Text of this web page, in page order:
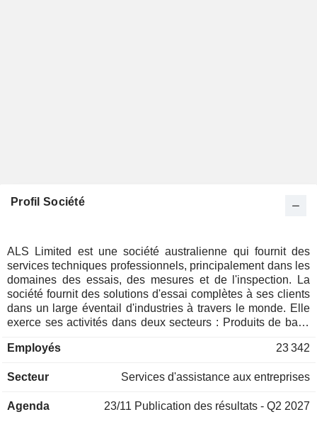
Profil Société
ALS Limited est une société australienne qui fournit des
services techniques professionnels, principalement dans les
domaines des essais, des mesures et de l'inspection. La
société fournit des solutions d'essai complètes à ses clients
dans un large éventail d'industries à travers le monde. Elle
exerce ses activités dans deux secteurs : Produits de base
fournit des services de dosage et d'analyse ainsi que des
et de prospection minière. Il fournit également des services
l'échantillonnage, l'analyse et la certification du charbon, les
Employés 23 342
Secteur Services d'assistance aux entreprises
Agenda 23/11 Publication des résultats - Q2 2027